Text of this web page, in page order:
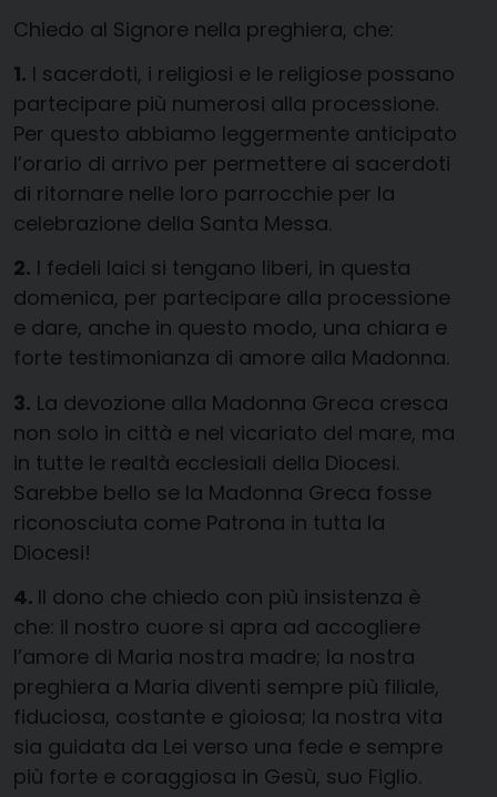
Chiedo al Signore nella preghiera, che:
1. I sacerdoti, i religiosi e le religiose possano
partecipare più numerosi alla processione.
Per questo abbiamo leggermente anticipato
l’orario di arrivo per permettere ai sacerdoti
di ritornare nelle loro parrocchie per la
celebrazione della Santa Messa.
2. I fedeli laici si tengano liberi, in questa
domenica, per partecipare alla processione
e dare, anche in questo modo, una chiara e
forte testimonianza di amore alla Madonna.
3. La devozione alla Madonna Greca cresca
non solo in città e nel vicariato del mare, ma
in tutte le realtà ecclesiali della Diocesi.
Sarebbe bello se la Madonna Greca fosse
riconosciuta come Patrona in tutta la
Diocesi!
4. Il dono che chiedo con più insistenza è
che: il nostro cuore si apra ad accogliere
l’amore di Maria nostra madre; la nostra
preghiera a Maria diventi sempre più filiale,
fiduciosa, costante e gioiosa; la nostra vita
sia guidata da Lei verso una fede e sempre
più forte e coraggiosa in Gesù, suo Figlio.